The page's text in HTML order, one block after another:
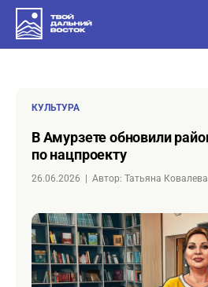
КУЛЬТУРА
в Амурзете обновили районную библиотеку
по нацпроекту
26.06.2026 Автор: Татьяна Ковалева